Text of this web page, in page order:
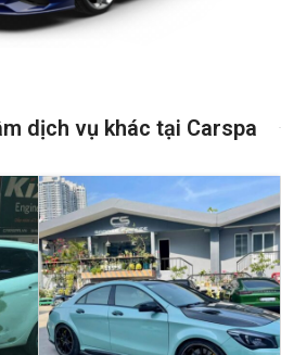
dịch vụ khác tại Carspa